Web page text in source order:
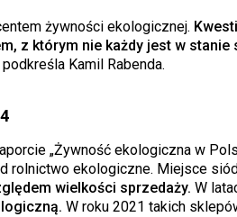
żywności ekologicznej.
z którym nie każdy jest w
Kamil Rabenda.
„Żywność ekologiczna w
rolnictwo ekologiczne. Miejsce
wielkości sprzedaży. W
W roku 2021 takich